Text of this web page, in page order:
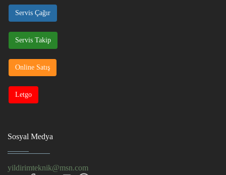
Servis Çağır
Servis Takip
Online Satış
Letgo
Sosyal Medya
yildirimteknik@msn.com